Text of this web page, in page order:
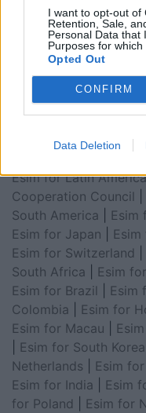
I want to opt-out of
Retention, Sale,
Personal Data that
Purposes for which
Opted Out
CONFIRM
Data Deletion
Esim for Global|
Esim for USA|
|Esim for
for Asia|Esim for
Emirates| Esim for
Esim for Latin America
Cooperation Council
South America
Esim
Esim for Japan
Esim for Switzerland
South Africa
Esim
Esim for Brazil
Esim
Colombia
Esim for
Esim for Macau
Esim for South Korea
Netherlands
Esim
Esim for India
Esim
for Poland
Esim for